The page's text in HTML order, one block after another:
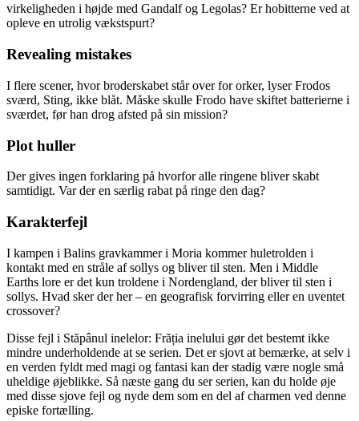
virkeligheden i højde med Gandalf og Legolas? Er hobitterne ved at
opleve en utrolig vækstspurt?
Revealing mistakes
I flere scener, hvor broderskabet står over for orker, lyser Frodos
sværd, Sting, ikke blåt. Måske skulle Frodo have skiftet batterierne i
sværdet, før han drog afsted på sin mission?
Plot huller
Der gives ingen forklaring på hvorfor alle ringene bliver skabt
samtidigt. Var der en særlig rabat på ringe den dag?
Karakterfejl
I kampen i Balins gravkammer i Moria kommer huletrolden i
kontakt med en stråle af sollys og bliver til sten. Men i Middle
Earths lore er det kun troldene i Nordengland, der bliver til sten i
sollys. Hvad sker der her – en geografisk forvirring eller en uventet
crossover?
Disse fejl i Stăpânul inelelor: Frăția inelului gør det bestemt ikke
mindre underholdende at se serien. Det er sjovt at bemærke, at selv i
en verden fyldt med magi og fantasi kan der stadig være nogle små
uheldige øjeblikke. Så næste gang du ser serien, kan du holde øje
med disse sjove fejl og nyde dem som en del af charmen ved denne
episke fortælling.